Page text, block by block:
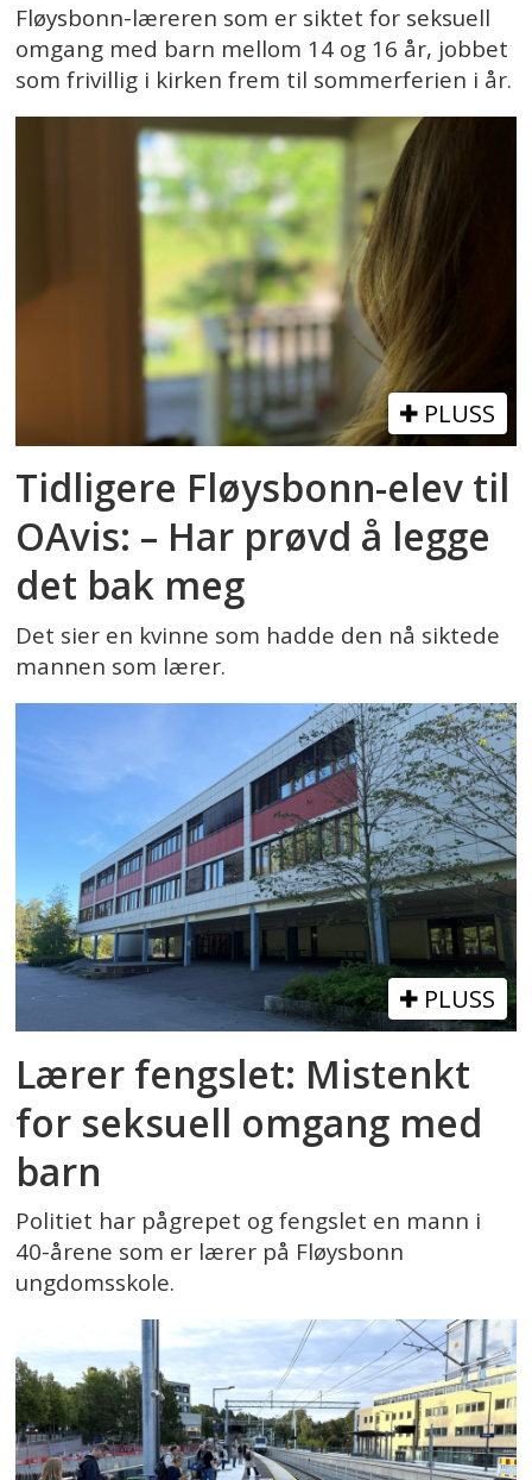
Fløysbonn-læreren som er siktet for seksuell
omgang med barn mellom 14 og 16 år, jobbet
som frivillig i kirken frem til sommerferien i år.
PLUSS
Tidligere Fløysbonn-elev til
OAvis: – Har prøvd å legge
det bak meg
Det sier en kvinne som hadde den nå siktede
mannen som lærer.
PLUSS
Lærer fengslet: Mistenkt
for seksuell omgang med
barn
Politiet har pågrepet og fengslet en mann i
40-årene som er lærer på Fløysbonn
ungdomsskole.